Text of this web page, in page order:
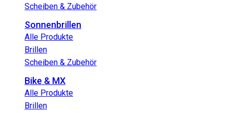
Scheiben & Zubehör
Sonnenbrillen
Alle Produkte
Brillen
Scheiben & Zubehör
Bike & MX
Alle Produkte
Brillen